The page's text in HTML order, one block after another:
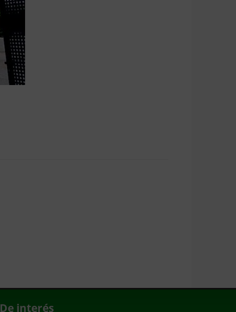
De interés